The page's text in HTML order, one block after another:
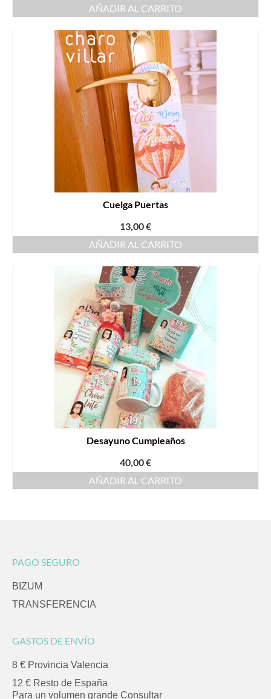
AÑADIR AL CARRITO
Cuelga Puertas
13,00€
AÑADIR AL CARRITO
Desayuno Cumpleaños
40,00€
AÑADIR AL CARRITO
PAGO SEGURO
BIZUM
TRANSFERENCIA
GASTOS DE ENVÍO
8 € Provincia Valencia
12 € Resto de España
Para un volumen grande Consultar